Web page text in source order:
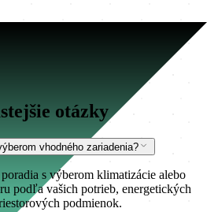
otázky
vhodného zariadenia?
s výberom klimatizácie alebo
podľa vašich potrieb, energetických
podmienok.